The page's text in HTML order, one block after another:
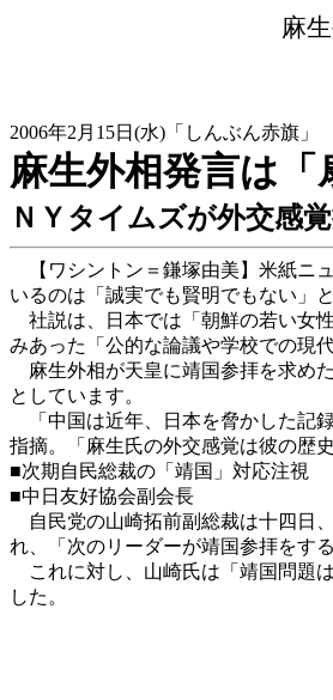
麻
2006年2月15日(水)「しんぶん赤旗」
麻生外相発言は「
ＮＹタイムズが外交感
【ワシントン＝鎌塚由美】米紙ニ
いるのは「誠実でも賢明でもない」
社説は、日本では「朝鮮の若い女
みあった「公的な論議や学校での現
麻生外相が天皇に靖国参拝を求め
としています。
「中国は近年、日本を脅かした記
指摘。「麻生氏の外交感覚は彼の歴
■次期自民総裁の「靖国」対応注視
■中日友好協会副会長
自民党の山崎拓前副総裁は十四日
れ、「次のリーダーが靖国参拝をす
これに対し、山崎氏は「靖国問題
した。